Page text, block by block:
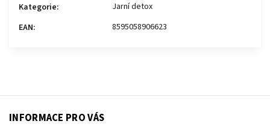
Kategorie:
Jarní detox
EAN: 8595058906623
INFORMACE PRO VÁS